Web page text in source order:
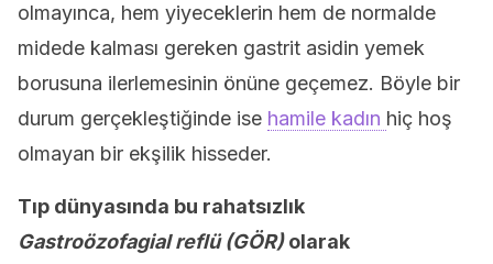
olmayınca, hem yiyeceklerin hem de normalde
midede kalması gereken gastrit asidin yemek
borusuna ilerlemesinin önüne geçemez. Böyle bir
durum gerçekleştiğinde ise hamile kadın hiç hoş
olmayan bir ekşilik hisseder.
Tıp dünyasında bu rahatsızlık
Gastroözofagial reflü (GÖR)olarak